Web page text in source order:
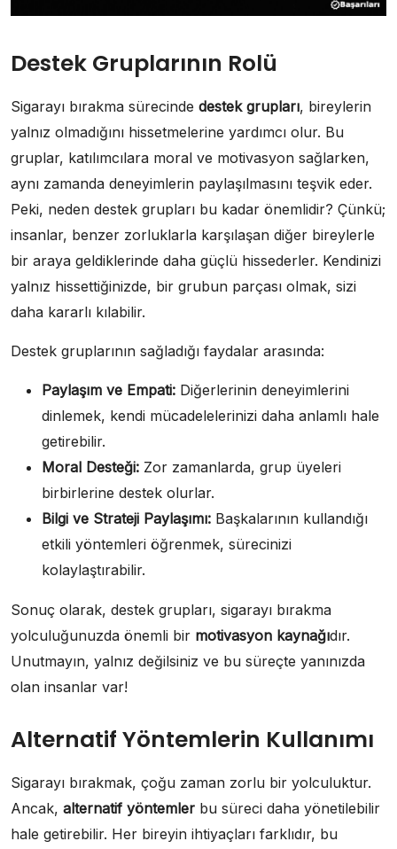
Destek Gruplarının Rolü
Sigarayı bırakma sürecinde destek grupları, bireylerin
yalnız olmadığını hissetmelerine yardımcı olur. Bu
gruplar, katılımcılara moral ve motivasyon sağlarken,
aynı zamanda deneyimlerin paylaşılmasını teşvik eder.
Peki, neden destek grupları bu kadar önemlidir? Çünkü;
insanlar, benzer zorluklarla karşılaşan diğer bireylerle
bir araya geldiklerinde daha güçlü hissederler. Kendinizi
yalnız hissettiğinizde, bir grubun parçası olmak, sizi
daha kararlı kılabilir.
Destek gruplarının sağladığı faydalar arasında:
Paylaşım ve Empati: Diğerlerinin deneyimlerini
dinlemek, kendi mücadelelerinizi daha anlamlı hale
getirebilir.
Moral Desteği: Zor zamanlarda, grup üyeleri
birbirlerine destek olurlar.
Bilgi ve Strateji Paylaşımı: Başkalarının kullandığı
etkili yöntemleri öğrenmek, sürecinizi
kolaylaştırabilir.
Sonuç olarak, destek grupları, sigarayı bırakma
yolculuğunuzda önemli bir motivasyon kaynağıdır.
Unutmayın, yalnız değilsiniz ve bu süreçte yanınızda
olan insanlar var!
Alternatif Yöntemlerin Kullanımı
Sigarayı bırakmak, çoğu zaman zorlu bir yolculuktur.
Ancak, alternatif yöntemler bu süreci daha yönetilebilir
hale getirebilir. Her bireyin ihtiyaçları farklıdır, bu